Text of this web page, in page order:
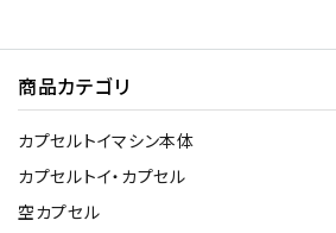
商品カテゴリ
カプセルトイマシン本体
カプセルトイ・カプセル
空カプセル